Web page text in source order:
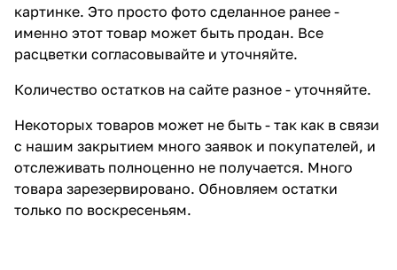
картинке. Это просто фото сделанное ранее -
именно этот товар может быть продан. Все
расцветки согласовывайте и уточняйте.
Количество остатков на сайте разное - уточняйте.
Некоторых товаров может не быть - так как в связи
с нашим закрытием много заявок и покупателей, и
отслеживать полноценно не получается. Много
товара зарезервировано. Обновляем остатки
только по воскресеньям.